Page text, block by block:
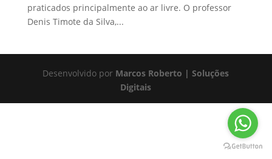
praticados principalmente ao ar livre. O professor
Denis Timote da Silva,...
Desenvolvido por Marcos Roberto | Soluções
Digitais